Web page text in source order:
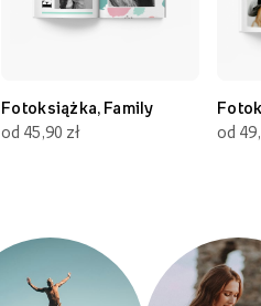
Fotoksiążka, Family
od 45,90 zł
od